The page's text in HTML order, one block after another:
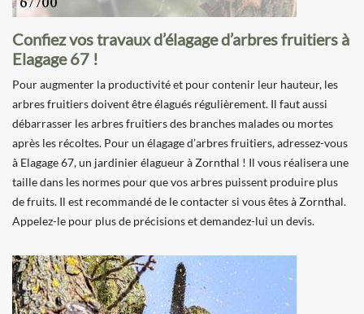
Confiez vos travaux d’élagage d’arbres fruitiers à
Elagage 67 !
Pour augmenter la productivité et pour contenir leur hauteur, les
arbres fruitiers doivent être élagués régulièrement. Il faut aussi
débarrasser les arbres fruitiers des branches malades ou mortes
après les récoltes. Pour un élagage d’arbres fruitiers, adressez-vous
à Elagage 67, un jardinier élagueur à Zornthal ! Il vous réalisera une
taille dans les normes pour que vos arbres puissent produire plus
de fruits. Il est recommandé de le contacter si vous êtes à Zornthal.
Appelez-le pour plus de précisions et demandez-lui un devis.